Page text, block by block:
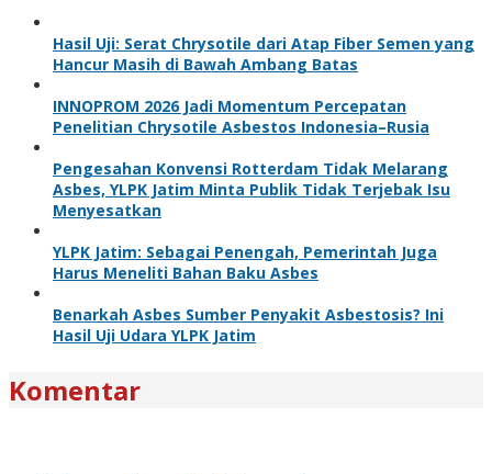
Hasil Uji: Serat Chrysotile dari Atap Fiber Semen yang
Hancur Masih di Bawah Ambang Batas
INNOPROM 2026 Jadi Momentum Percepatan
Penelitian Chrysotile Asbestos Indonesia–Rusia
Pengesahan Konvensi Rotterdam Tidak Melarang
Asbes, YLPK Jatim Minta Publik Tidak Terjebak Isu
Menyesatkan
YLPK Jatim: Sebagai Penengah, Pemerintah Juga
Harus Meneliti Bahan Baku Asbes
Benarkah Asbes Sumber Penyakit Asbestosis? Ini
Hasil Uji Udara YLPK Jatim
Komentar